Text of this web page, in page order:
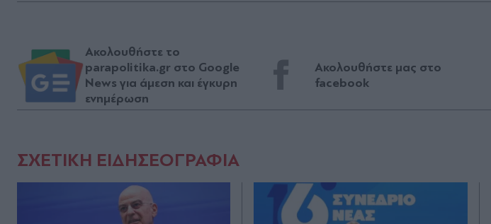
Ακολουθήστε το
parapolitika.gr στο Google
News για άμεση και έγκυρη
ενημέρωση
Ακολουθήστε μας στο
facebook
ΣΧΕΤΙΚΗ ΕΙΔΗΣΕΟΓΡΑΦΙΑ